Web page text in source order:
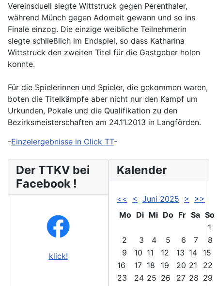
Vereinsduell siegte Wittstruck gegen Perenthaler,
während Münch gegen Adomeit gewann und so ins
Finale einzog. Die einzige weibliche Teilnehmerin
siegte schließlich im Endspiel, so dass Katharina
Wittstruck den zweiten Titel für die Gastgeber holen
konnte.
Für die Spielerinnen und Spieler, die gekommen waren,
boten die Titelkämpfe aber nicht nur den Kampf um
Urkunden, Pokale und die Qualifikation zu den
Bezirksmeisterschaften am 24.11.2013 in Langförden.
-Einzelergebnisse in Click TT-
Der TTKV bei
Facebook !
klick!
Kalender
<< < Juni 2025 >
>>
Mo Di Mi Do Fr Sa So
1
2
3 4 5 6 7
8
9
10 11 12 13 14
15
16
17 18 19 20 21
22
23
24 25 26 27 28 29